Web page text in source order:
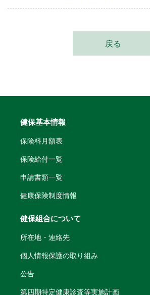
戻る
健保基本情報
保険料月額表
保険給付一覧
申請書類一覧
健康保険制度情報
健保組合について
所在地・連絡先
個人情報保護の取り組み
公告
第四期特定健康診査等実施計画